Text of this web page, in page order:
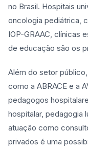
no Brasil. Hospitais
oncologia pediátrica,
IOP-GRAAC, clínicas
de educação são os
Além do setor
como a ABRACE e a
pedagogos
hospitalar, pedagogia
atuação como
privados é uma